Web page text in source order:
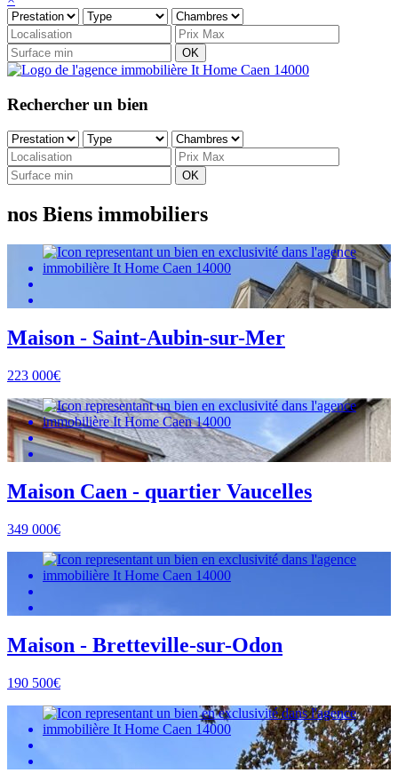
OK
Rechercher un bien
OK
nos Biens immobiliers
Maison - Saint-Aubin-sur-Mer
223 000€
Maison Caen - quartier Vaucelles
349 000€
Maison - Bretteville-sur-Odon
190 500€